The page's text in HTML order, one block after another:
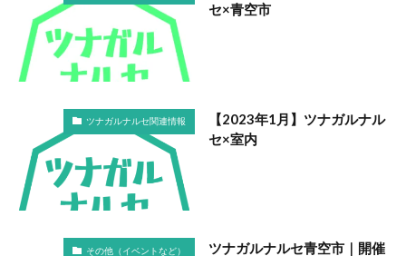
セ×青空市
ツナガルナルセ関連情報
【2023年1月】ツナガルナル
セ×室内
その他（イベントなど） ツナガルナルセ青空市｜開催